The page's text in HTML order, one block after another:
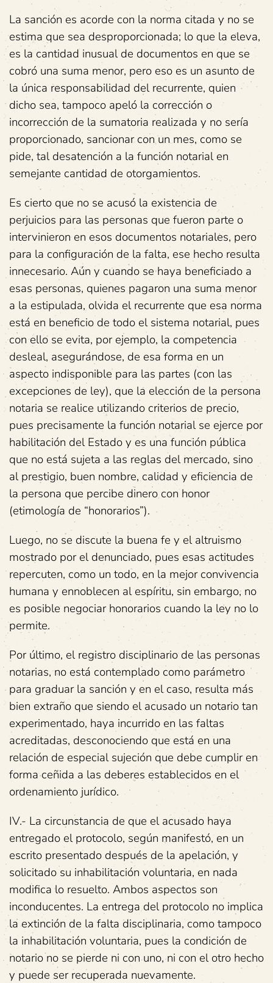
La sanción es acorde con la norma citada y no se
estima que sea desproporcionada; lo que la eleva,
es la cantidad inusual de documentos en que se
cobró una suma menor, pero eso es un asunto de
la única responsabilidad del recurrente, quien
dicho sea, tampoco apeló la corrección o
incorrección de la sumatoria realizada y no sería
proporcionado, sancionar con un mes, como se
pide, tal desatención a la función notarial en
semejante cantidad de otorgamientos.
Es cierto que no se acusó la existencia de
perjuicios para las personas que fueron parte o
intervinieron en esos documentos notariales, pero
para la configuración de la falta, ese hecho resulta
innecesario. Aún y cuando se haya beneficiado a
esas personas, quienes pagaron una suma menor
a la estipulada, olvida el recurrente que esa norma
está en beneficio de todo el sistema notarial, pues
con ello se evita, por ejemplo, la competencia
desleal, asegurándose, de esa forma en un
aspecto indisponible para las partes (con las
excepciones de ley), que la elección de la persona
notaria se realice utilizando criterios de precio,
pues precisamente la función notarial se ejerce por
habilitación del Estado y es una función pública
que no está sujeta a las reglas del mercado, sino
al prestigio, buen nombre, calidad y eficiencia de
la persona que percibe dinero con honor
(etimología de “honorarios”).
Luego, no se discute la buena fe y el altruismo
mostrado por el denunciado, pues esas actitudes
repercuten, como un todo, en la mejor convivencia
humana y ennoblecen al espíritu, sin embargo, no
es posible negociar honorarios cuando la ley no lo
permite.
Por último, el registro disciplinario de las personas
notarias, no está contemplado como parámetro
para graduar la sanción y en el caso, resulta más
bien extraño que siendo el acusado un notario tan
experimentado, haya incurrido en las faltas
acreditadas, desconociendo que está en una
relación de especial sujeción que debe cumplir en
forma ceñida a las deberes establecidos en el
ordenamiento jurídico.
IV.- La circunstancia de que el acusado haya
entregado el protocolo, según manifestó, en un
escrito presentado después de la apelación, y
solicitado su inhabilitación voluntaria, en nada
modifica lo resuelto. Ambos aspectos son
inconducentes. La entrega del protocolo no implica
la extinción de la falta disciplinaria, como tampoco
la inhabilitación voluntaria, pues la condición de
notario no se pierde ni con uno, ni con el otro hecho
y puede ser recuperada nuevamente.